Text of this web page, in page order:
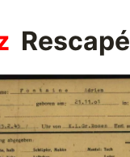
Rescapé